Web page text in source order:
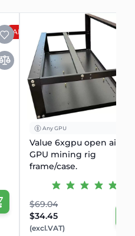
ANGEBOT
Any GPU
Value 6xgpu open air
GPU mining rig
frame/case.
$69.04
$34.45
(excl.VAT)